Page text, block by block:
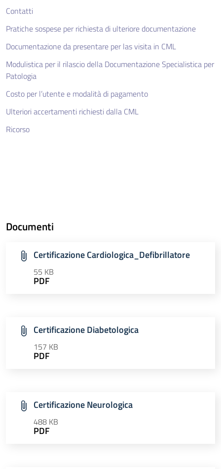
Contatti
Pratiche sospese per richiesta di ulteriore documentazione
Documentazione da presentare per las visita in CML
Modulistica per il rilascio della Documentazione Specialistica per
Patologia
Costo per l’utente e modalità di pagamento
Ulteriori accertamenti richiesti dalla CML
Ricorso
Documenti
Certificazione Cardiologica_Defibrillatore
55 KB
PDF
Certificazione Diabetologica
157 KB
PDF
Certificazione Neurologica
488 KB
PDF